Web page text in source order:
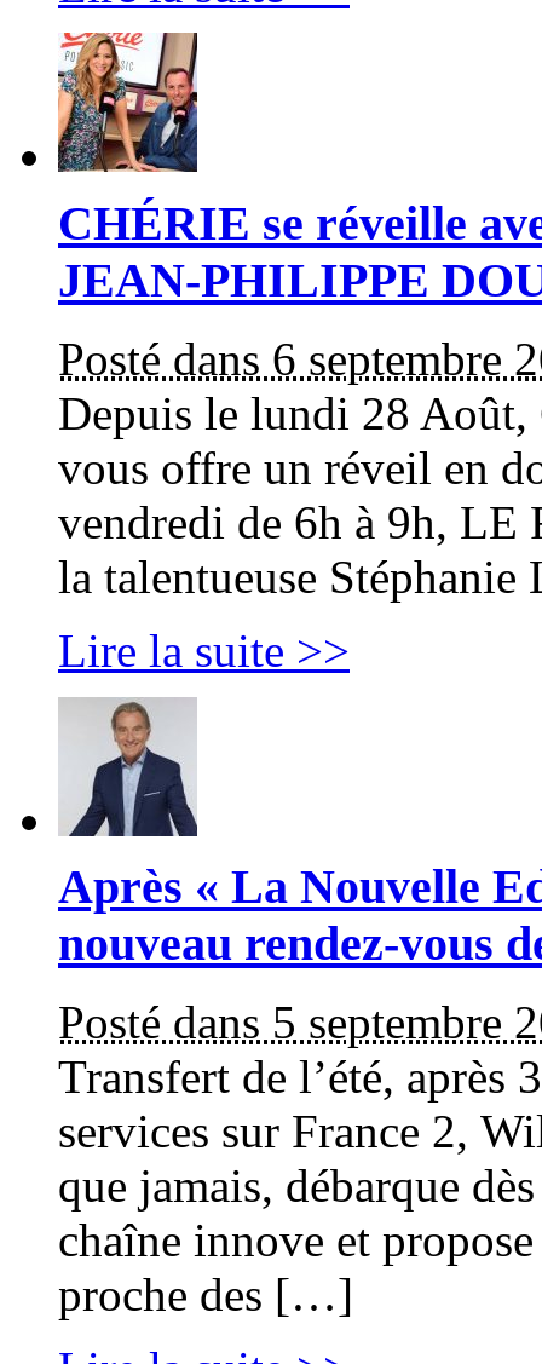
CHÉRIE se réveille
JEAN-PHILIPPE
Posté dans 6 septembre
Depuis le lundi 28
vous offre un réveil en
vendredi de 6h à 9h,
la talentueuse
Lire la suite >>
Après « La Nouvelle
nouveau rendez-vous
Posté dans 5 septembre
Transfert de l’été, après
services sur France 2,
que jamais, débarque
chaîne innove et
proche des […]